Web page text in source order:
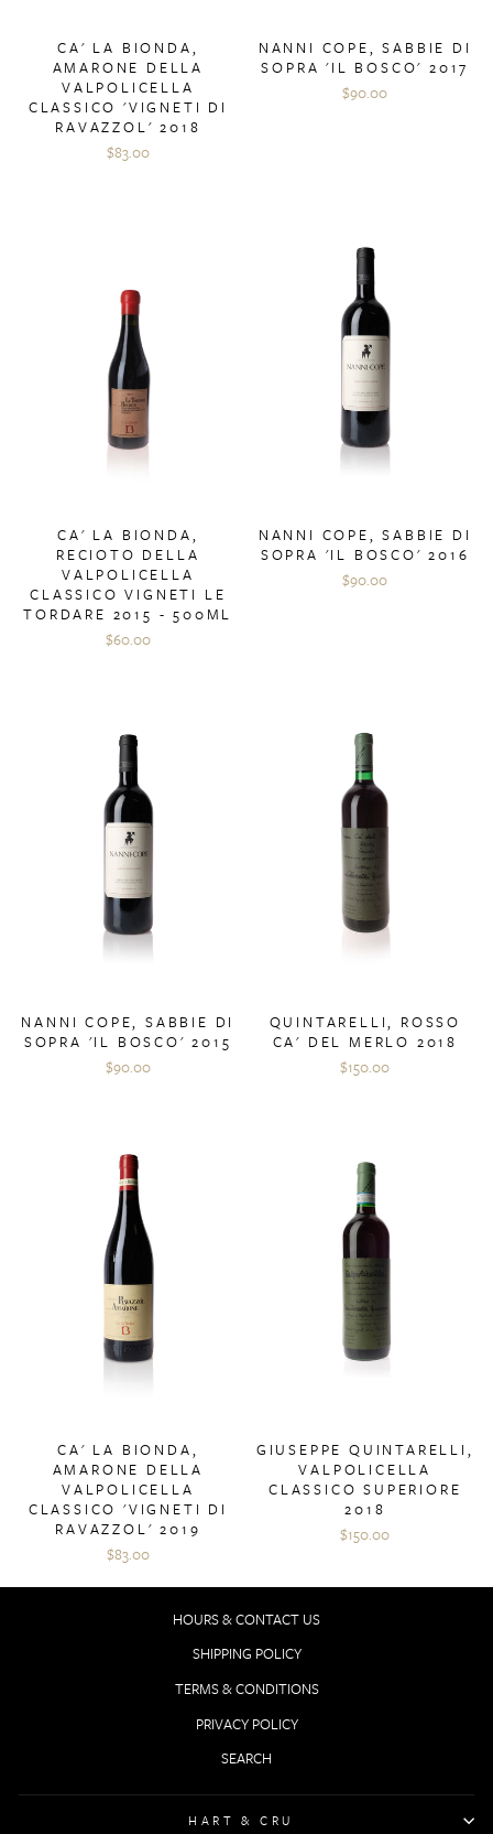
CA' LA BIONDA,
AMARONE DELLA
VALPOLICELLA
CLASSICO 'VIGNETI DI
RAVAZZOL' 2018
$83.00
NANNI COPE, SABBIE DI
SOPRA 'IL BOSCO' 2017
$90.00
CA' LA BIONDA,
RECIOTO DELLA
VALPOLICELLA
CLASSICO VIGNETI LE
TORDARE 2015 - 500ML
$60.00
NANNI COPE, SABBIE DI
SOPRA 'IL BOSCO' 2016
$90.00
NANNI COPE, SABBIE DI
SOPRA 'IL BOSCO' 2015
$90.00
QUINTARELLI, ROSSO
CA' DEL MERLO 2018
$150.00
CA' LA BIONDA,
AMARONE DELLA
VALPOLICELLA
CLASSICO 'VIGNETI DI
RAVAZZOL' 2019
$83.00
GIUSEPPE QUINTARELLI,
VALPOLICELLA
CLASSICO SUPERIORE
2018
$150.00
HOURS & CONTACT US
SHIPPING POLICY
TERMS & CONDITIONS
PRIVACY POLICY
SEARCH
HART & CRU